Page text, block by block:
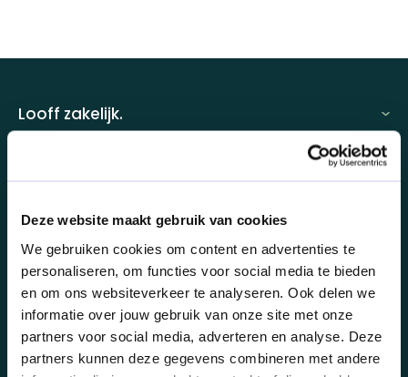
Deze website maakt gebruik van cookies
We gebruiken cookies om content en advertenties te
personaliseren, om functies voor social media te bieden
en om ons websiteverkeer te analyseren. Ook delen we
informatie over jouw gebruik van onze site met onze
partners voor social media, adverteren en analyse. Deze
partners kunnen deze gegevens combineren met andere
Looff zakelijk.
Tarieven
Voor wie?
Klantcases
Over ons
Contact
Werken bij
Duurzaamheid.
Duurzaamheid
B Corp
Kwaliteit